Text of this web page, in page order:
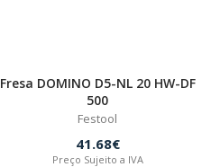
Fresa DOMINO D5-NL 20 HW-DF
500
Festool
41.68€
Preço Sujeito a IVA